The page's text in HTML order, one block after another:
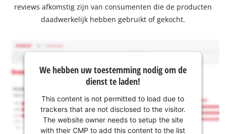
reviews afkomstig zijn van consumenten die de producten
daadwerkelijk hebben gebruikt of gekocht.
We hebben uw toestemming nodig om de
dienst te laden!
This content is not permitted to load due to
trackers that are not disclosed to the visitor.
The website owner needs to setup the site
with their CMP to add this content to the list